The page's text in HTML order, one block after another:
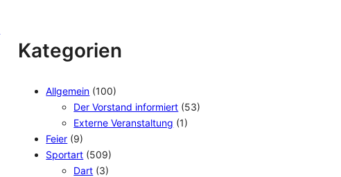
Kategorien
Allgemein (100)
Der Vorstand informiert (53)
Externe Veranstaltung (1)
Feier (9)
Sportart (509)
Dart (3)